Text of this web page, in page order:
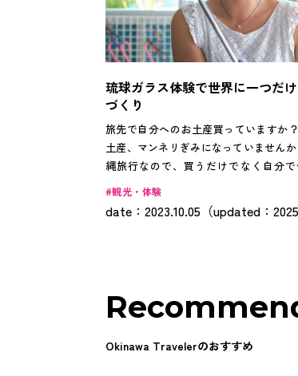
琉球ガラス体験で世界に一つだ
づくり
旅先で自分へのお土産買っていますか
土産、マンネリぎみになっていません
縄旅行なので、買うだけでなく自分
う！ そこでおすすめなのが、琉球ガラ
験。一見難しいイメージのガラス体験
簡単にできるんです。工房スタッフが一
ょに作ってみませんか？ ※工房によっては体験時間が決
められてたり、予約必要な箇所もござ
観光・体験
date：2023.10.05（updated：
Okinawa Travelerのおすすめ